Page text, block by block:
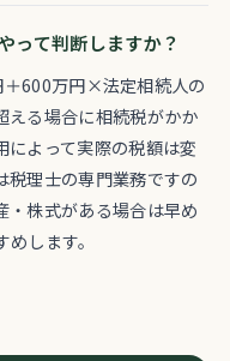
って判断しますか？
600万円×法定相続人の
える場合に相続税がかか
によって実際の税額は変
税理士の専門業務ですの
・株式がある場合は早め
します。